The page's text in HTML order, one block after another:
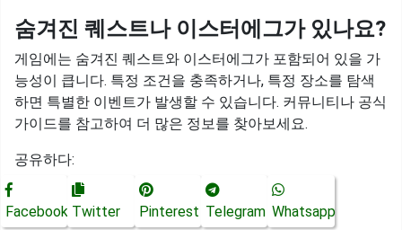
숨겨진 퀘스트나 이스터에그가 있나요?
게임에는 숨겨진 퀘스트와 이스터에그가 포함되어 있을 가
능성이 큽니다. 특정 조건을 충족하거나, 특정 장소를 탐색
하면 특별한 이벤트가 발생할 수 있습니다. 커뮤니티나 공식
가이드를 참고하여 더 많은 정보를 찾아보세요.
공유하다:
Facebook Twitter Pinterest Telegram Whatsapp